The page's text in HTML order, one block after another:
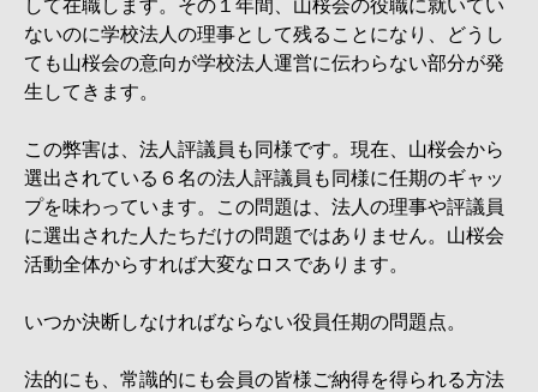
して在職します。その１年間、山桜会の役職に就いてい
ないのに学校法人の理事として残ることになり、どうし
ても山桜会の意向が学校法人運営に伝わらない部分が発
生してきます。
この弊害は、法人評議員も同様です。現在、山桜会から
選出されている６名の法人評議員も同様に任期のギャッ
プを味わっています。この問題は、法人の理事や評議員
に選出された人たちだけの問題ではありません。山桜会
活動全体からすれば大変なロスであります。
いつか決断しなければならない役員任期の問題点。
法的にも、常識的にも会員の皆様ご納得を得られる方法